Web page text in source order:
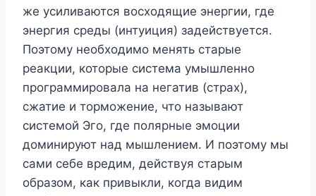
же усиливаются восходящие энергии, где
энергия среды (интуиция) задействуется.
Поэтому необходимо менять старые
реакции, которые система умышленно
программировала на негатив (страх),
сжатие и торможение, что называют
системой Эго, где полярные эмоции
доминируют над мышлением. И поэтому мы
сами себе вредим, действуя старым
образом, как привыкли, когда видим